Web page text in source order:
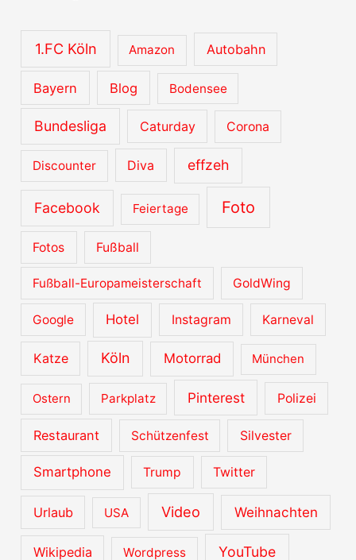
e
1.FC Köln Amazon Autobahn
Bayern Blog Bodensee
Bundesliga Caturday Corona
Discounter Diva effzeh
Facebook Feiertage Foto
Fotos Fußball
Fußball-Europameisterschaft GoldWing
Google Hotel Instagram Karneval
Katze Köln Motorrad München
Ostern Parkplatz Pinterest Polizei
Restaurant Schützenfest Silvester
Smartphone Trump Twitter
Urlaub USA Video Weihnachten
Wikipedia Wordpress YouTube